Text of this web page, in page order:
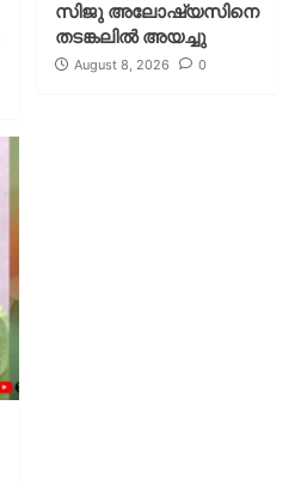
സിജു അലോഷ്യസിനെ
തടങ്കലിൽ അയച്ചു
August 8, 2026 0